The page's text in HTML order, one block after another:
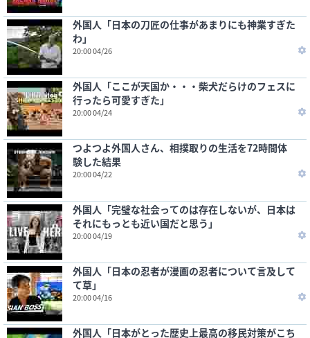
外国人「日本の刀匠の仕事があまりにも神業すぎた
わ」
20:00 04/26
外国人「ここが天国か・・・柴犬だらけのフェスに
行ったら可愛すぎた」
20:00 04/24
つよつよ外国人さん、相撲取りの生活を72時間体
験した結果
20:00 04/22
外国人「完璧な社会ってのは存在しないが、日本は
それにもっとも近い国だと思う」
20:00 04/19
外国人「日本の忍者が漫画の忍者について言及して
て草」
20:00 04/16
外国人「日本がとった歴史上最高の移民対策がこち